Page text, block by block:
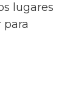
lugares
para